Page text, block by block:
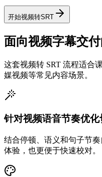
开始视频转SRT
面向视频字幕交
这套视频转 SRT 流程适合
媒视频等常见内容场景。
针对视频语音节奏优化
结合停顿、语义和句子节
体验，也更便于快速校对。